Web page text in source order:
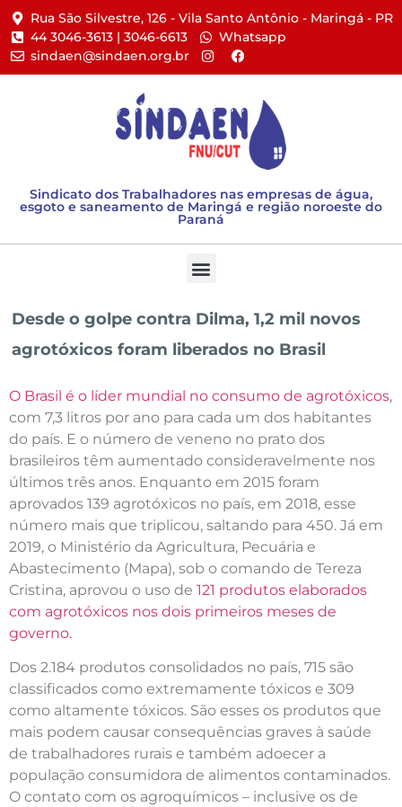
Rua São Silvestre, 126 - Vila Santo Antônio - Maringá - PR​
44 3046-3613 | 3046-6613​
Whatsapp
sindaen@sindaen.org.br
Sindicato dos Trabalhadores nas empresas de água,
esgoto e saneamento de Maringá e região noroeste do
Paraná
Desde o golpe contra Dilma, 1,2 mil novos
agrotóxicos foram liberados no Brasil
O Brasil é o líder mundial no consumo de agrotóxicos,
com 7,3 litros por ano para cada um dos habitantes
do país. E o número de veneno no prato dos
brasileiros têm aumentado consideravelmente nos
últimos três anos. Enquanto em 2015 foram
aprovados 139 agrotóxicos no país, em 2018, esse
número mais que triplicou, saltando para 450. Já em
2019, o Ministério da Agricultura, Pecuária e
Abastecimento (Mapa), sob o comando de Tereza
Cristina, aprovou o uso de 121 produtos elaborados
com agrotóxicos nos dois primeiros meses de
governo.
Dos 2.184 produtos consolidados no país, 715 são
classificados como extremamente tóxicos e 309
como altamente tóxicos. São esses os produtos que
mais podem causar consequências graves à saúde
de trabalhadores rurais e também adoecer a
população consumidora de alimentos contaminados.
O contato com os agroquímicos – inclusive os de